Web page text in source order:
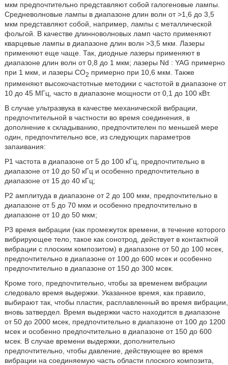
мкм предпочтительно представляют собой галогеновые лампы.
Средневолновые лампы в диапазоне длин волн от >1,6 до 3,5
мкм представляют собой, например, лампы с металлической
фольгой. В качестве длинноволновых ламп часто применяют
кварцевые лампы в диапазоне длин волн >3,5 мкм. Лазеры
применяют еще чаще. Так, диодные лазеры применяют в
диапазоне длин волн от 0,8 до 1 мкм; лазеры Nd : YAG примерно
при 1 мкм, и лазеры СО2 примерно при 10,6 мкм. Также
применяют высокочастотные методики с частотой в диапазоне от
10 до 45 МГц, часто в диапазоне мощности от 0,1 до 100 кВт.
В случае ультразвука в качестве механической вибрации,
предпочтительной в частности во время соединения, в
дополнение к складыванию, предпочтителен по меньшей мере
один, предпочтительно все, из следующих параметров
запаивания:
Р1 частота в диапазоне от 5 до 100 кГц, предпочтительно в
диапазоне от 10 до 50 кГц и особенно предпочтительно в
диапазоне от 15 до 40 кГц;
Р2 амплитуда в диапазоне от 2 до 100 мкм, предпочтительно в
диапазоне от 5 до 70 мкм и особенно предпочтительно в
диапазоне от 10 до 50 мкм;
Р3 время вибрации (как промежуток времени, в течение которого
вибрирующее тело, такое как сонотрод, действует в контактной
вибрации с плоским композитом) в диапазоне от 50 до 100 мсек,
предпочтительно в диапазоне от 100 до 600 мсек и особенно
предпочтительно в диапазоне от 150 до 300 мсек.
Кроме того, предпочтительно, чтобы за временем вибрации
следовало время выдержки. Указанное время, как правило,
выбирают так, чтобы пластик, расплавленный во время вибрации,
вновь затвердел. Время выдержки часто находится в диапазоне
от 50 до 2000 мсек, предпочтительно в диапазоне от 100 до 1200
мсек и особенно предпочтительно в диапазоне от 150 до 600
мсек. В случае времени выдержки, дополнительно
предпочтительно, чтобы давление, действующее во время
вибрации на соединяемую часть области плоского композита,